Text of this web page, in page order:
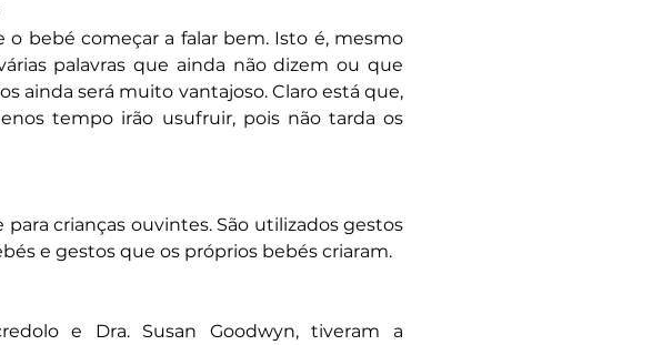
bebé começar a falar bem. Isto é, mesmo
palavras que ainda não dizem ou que
ainda será muito vantajoso. Claro está que,
tempo irão usufruir, pois não tarda os
crianças ouvintes. São utilizados gestos
e gestos que os próprios bebés criaram.
e Dra. Susan Goodwyn, tiveram a